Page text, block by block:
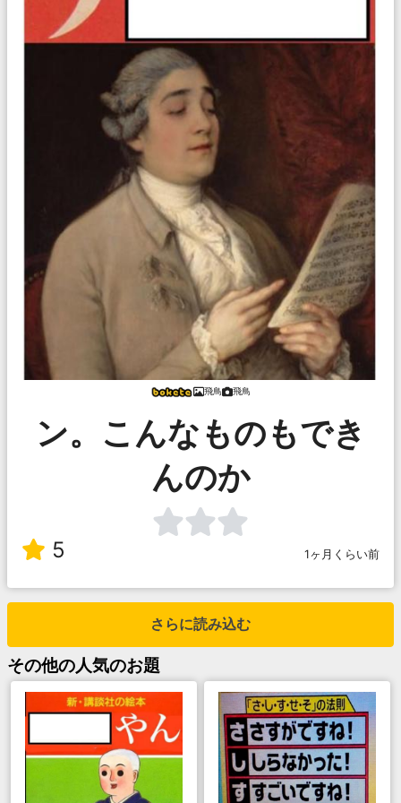
飛鳥 飛鳥
ン。こんなものもでき
んのか
5 1ヶ月くらい前
さらに読み込む
その他の人気のお題